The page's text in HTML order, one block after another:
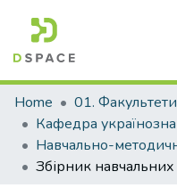
Communities & Collections
All of DSpace
Statistics
Home 01. Факультети